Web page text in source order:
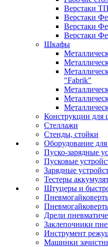
Верстаки
Верстаки
Верстаки
Верстаки
Шкафы
"Fabrik"
Конструкции для
Стеллажи
Стенды, стойки
Оборудование
Пуско-зарядные
Пусковые
Зарядные
Тестеры
Штуцеры и
Дрели
Заклепочники
Инструмент
Машинки